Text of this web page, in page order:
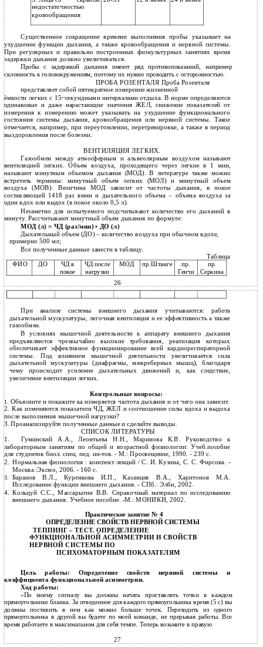
недостаточностью
кровообращения
Существенное сокращение времени выполнения пробы указывает на
ухудшение функции дыхания, а также кровообращения и нервной системы.
При регулярных и правильно построенных физкультурных занятиях время
задержки дыхания должно увеличиваться.
Пробы с задержкой дыхания имеют ряд противопоказаний, например
склонность к головокружениям, поэтому их нужно проводить с осторожностью.
ПРОБА РОЗЕНТАЛЯ Проба Розенталя
представляет собой пятикратное измерение жизненной
ѐмкости легких с 15~секундными интервалами отдыха. В норме определяются
одинаковые и даже нарастающие значения ЖЕЛ, снижение показателей от
измерения к измерению может указывать на ухудшение функционального
состояния системы дыхания, кровообращения или нервной системы. Такое
отмечается, например, при переутомлении, перетренировке, а также в период
выздоровления после болезни.
ВЕНТИЛЯЦИЯ ЛЕГКИХ.
Газообмен между атмосферным и альвеолярным воздухом называют
вентиляцией легких. Объем воздуха, проходящего через легкие в 1 мин,
называют минутным объемом дыхания (МОД). В литературе также можно
встретить термины: минутный объем легких (МОЛ) и минутный объем
воздуха (МОВ). Величина МОД зависит от частоты дыхания, в покое
составляющей 1418 раз вмин и дыхательного объема – объема воздуха за
один вдох или выдох (в покое около 0,5 л).
Незаметно для испытуемого подсчитывают количество его дыханий в
минуту. Рассчитывают минутный объем дыхания по формуле:
МОД (л) = ЧД (раз/мин) • ДО (л)
Дыхательный объем (ДО) – количество воздуха при обычном вдохе,
примерно 500 мл;
Все полученные данные занести в таблицу.
Таблица
ФИО ДО ЧД в ЧД после МОД пр.Штанге пр.
пр.
покое
нагрузки Генчи Серкина
26
При анализе системы внешнего дыхания учитываются: работа
дыхательной мускулатуры, легочная вентиляция и ее эффективность а также
газообмен.
В условиях мышечной деятельности к аппарату внешнего дыхания
предъявляются чрезвычайно высокие требования, реализация которых
обеспечивает эффективное функционирование всей кардиореспираторной
системы. Под влиянием мышечной деятельности увеличивается сила
дыхательной мускулатуры (диафрагмы, межреберных мышц), благодаря
чему происходит усиление дыхательных движений и, как следствие,
увеличение вентиляции легких.
Контрольные вопросы:
1. Объясните и покажите ка измеряется частота дыхания и от чего она зависит.
2. Как изменяются показатели ЧД, ЖЕЛ и соотношение силы вдоха и выдоха
после выполнения мышечной нагрузки?
3. Проанализируйте полученные данные и сделайте выводы.
СПИСОК ЛИТЕРАТУРЫ
1.
Гуминский А.А., Леонтьева Н.Н., Маринова К.В. Руководство к
лабораторным занятиям по общей и возрастной физиологии: Учеб.пособие
для студентов биол. спец. пед. ин-тов. - М.: Просвещение, 1990. - 239 с.
2. Нормальная физиология : конспект лекций / С. И. Кузина, С. С. Фирсова. -
Москва :Эксмо, 2006. - 160 с.
3. Баранов В.Л., Куренкова И.П., Казанцев В.А., Харитонов М.А.
Исследование функции внешнего дыхания. - СПб.: Элби, 2002.
4.
Кольцуй С.С., Массарыгин В.В. Справочный материал по исследованию
внешнего дыхания. Учебное пособие. -М.: МОНИКИ, 2002.
Практическое занятие № 4
ОПРЕДЕЛЕНИЕ СВОЙСТВ НЕРВНОЙ СИСТЕМЫ
ТЕППИНГ – ТЕСТ. ОПРЕДЕЛЕНИЕ
ФУНКЦИОНАЛЬНОЙ АСИММЕТРИИ И СВОЙСТВ
НЕРВНОЙ СИСТЕМЫ ПО
ПСИХОМАТОРНЫМ ПОКАЗАТЕЛЯМ
Цель работы: Определение свойств нервной системы и
коэффициента функциональной асимметрии.
Ход работы:
«По моему сигналу вы должны начать проставлять точки в каждом
прямоугольнике бланка. За отведенное для каждого прямоугольника время (5 с) вы
должны поставить в нем как можно больше точек. Переходить из одного
прямоугольника в другой вы будете по моей команде, не прерывая работы. Все
время работаете в максимальном для себя темпе. Теперь возьмите в правую
27